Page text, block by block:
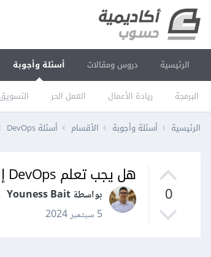
الرئيسية دروس ومقالات أسئلة وأجوبة
البرمجة ريادة الأعمال العمل الحر
الرئيسية أسئلة وأجوبة الأقسام أسئلة DevOps
0
هل يجب تعلم DevOps إلى جانب ال MERN Stack؟
بواسطة Youness Bait
5 سبتمبر 2024